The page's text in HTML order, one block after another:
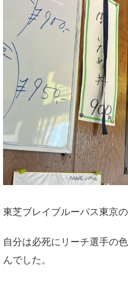
東芝ブレイブルーパス東京の
自分は必死にリーチ選手の
んでした。